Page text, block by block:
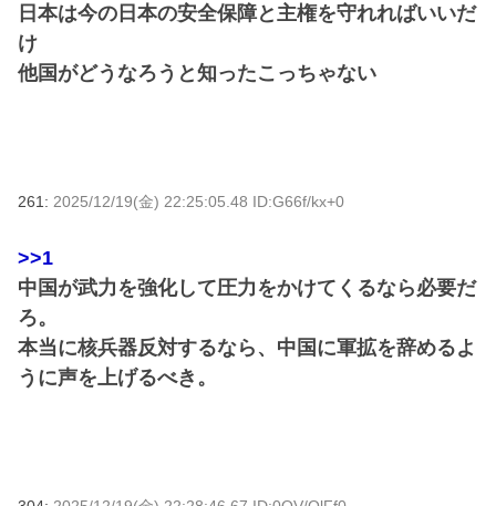
日本は今の日本の安全保障と主権を守れればいいだ
け
他国がどうなろうと知ったこっちゃない
261: 2025/12/19(金) 22:25:05.48 ID:G66f/kx+0
>>1
中国が武力を強化して圧力をかけてくるなら必要だ
ろ。
本当に核兵器反対するなら、中国に軍拡を辞めるよ
うに声を上げるべき。